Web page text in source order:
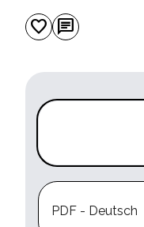
favorite chat
PDF - Deutsch